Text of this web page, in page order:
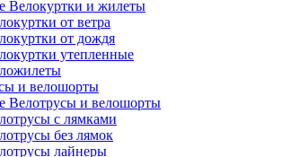
Велокуртки и жилеты
от ветра
от дождя
утепленные
и велошорты
Велотрусы и велошорты
с лямками
без лямок
лайнеры